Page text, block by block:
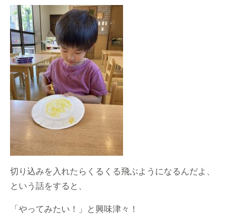
切り込みを入れたらくるくる飛ぶようになるんだよ、
という話をすると、
「やってみたい！」と興味津々！